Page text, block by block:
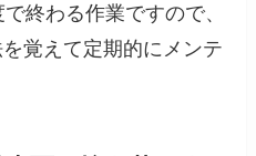
終わる作業ですので、
覚えて定期的にメンテ